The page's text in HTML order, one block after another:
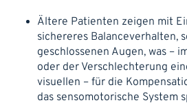
Ältere Patienten zeigen mit
sichereres Balanceverhalten,
geschlossenen Augen, was –
oder der Verschlechterung
visuellen – für die
das sensomotorische System